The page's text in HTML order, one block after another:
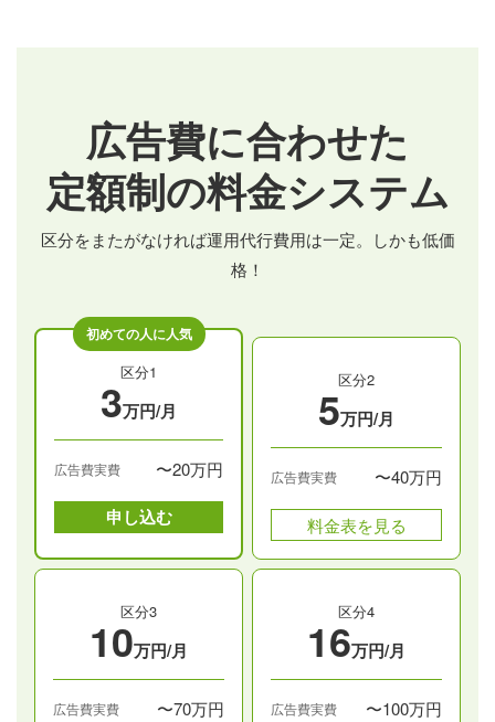
広告費に合わせた
定額制の料金システム
区分をまたがなければ運用代行費用は一定。しかも低価
格！
区分1
3万円/月
広告費実費 〜20万円
申し込む
区分2
5万円/月
広告費実費 〜40万円
料金表を見る
区分3
10万円/月
広告費実費 〜70万円
区分4
16万円/月
広告費実費 〜100万円